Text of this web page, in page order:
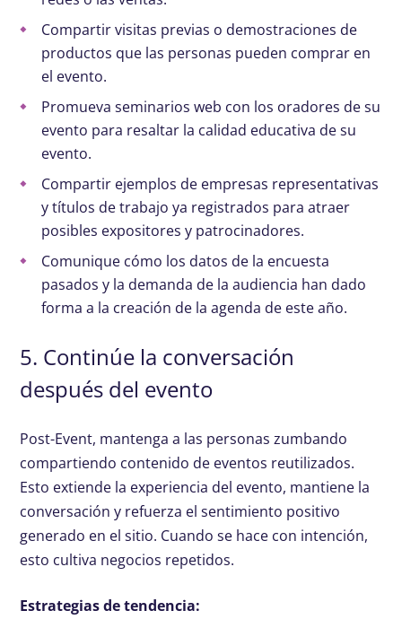
Compartir visitas previas o demostraciones de
productos que las personas pueden comprar en
el evento.
Promueva seminarios web con los oradores de su
evento para resaltar la calidad educativa de su
evento.
Compartir ejemplos de empresas representativas
y títulos de trabajo ya registrados para atraer
posibles expositores y patrocinadores.
Comunique cómo los datos de la encuesta
pasados ​​y la demanda de la audiencia han dado
forma a la creación de la agenda de este año.
5. Continúe la conversación
después del evento
Post-Event, mantenga a las personas zumbando
compartiendo contenido de eventos reutilizados.
Esto extiende la experiencia del evento, mantiene la
conversación y refuerza el sentimiento positivo
generado en el sitio. Cuando se hace con intención,
esto cultiva negocios repetidos.
Estrategias de tendencia: